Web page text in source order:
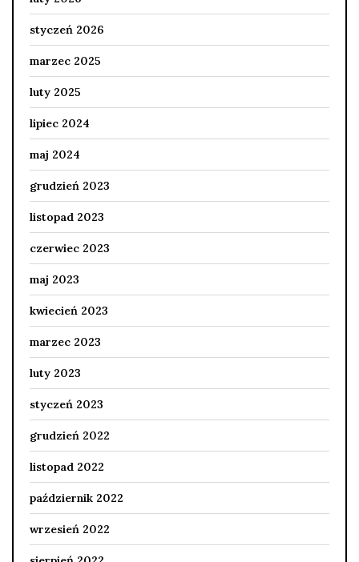
styczeń 2026
marzec 2025
luty 2025
lipiec 2024
maj 2024
grudzień 2023
listopad 2023
czerwiec 2023
maj 2023
kwiecień 2023
marzec 2023
luty 2023
styczeń 2023
grudzień 2022
listopad 2022
październik 2022
wrzesień 2022